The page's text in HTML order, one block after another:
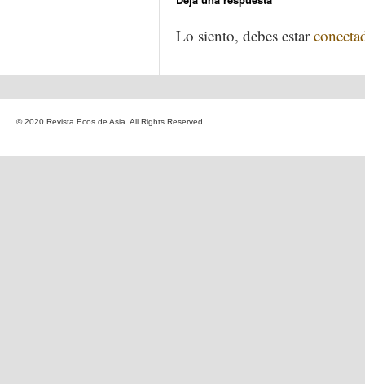
Lo siento, debes estar
© 2020 Revista Ecos de Asia. All Rights Reserved.